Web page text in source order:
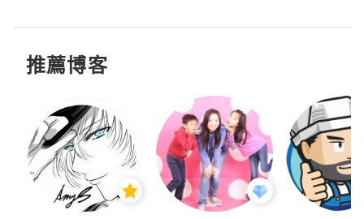
推薦博客